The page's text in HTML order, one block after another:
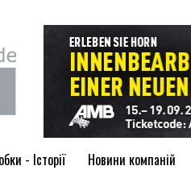
- Історії Новини компаній